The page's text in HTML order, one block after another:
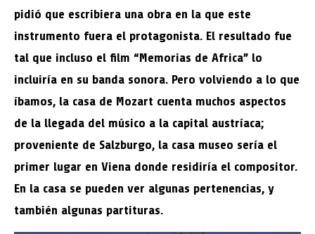
pidió que escribiera una obra en la que este
instrumento fuera el protagonista. El resultado fue
tal que incluso el film “Memorias de Africa” lo
incluiría en su banda sonora. Pero volviendo a lo que
íbamos, la casa de Mozart cuenta muchos aspectos
de la llegada del músico a la capital austríaca;
proveniente de Salzburgo, la casa museo sería el
primer lugar en Viena donde residiría el compositor.
En la casa se pueden ver algunas pertenencias, y
también algunas partituras.